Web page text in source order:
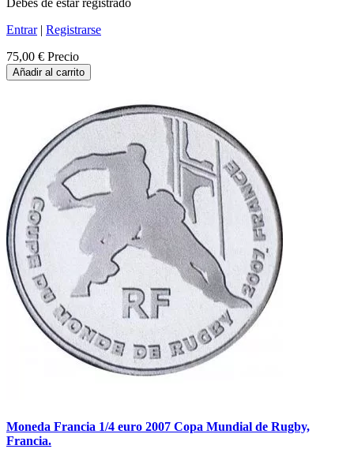
Entrar| Registrarse
75,00 € Precio
Añadir al carrito
Moneda Francia 1/4 euro 2007 Copa Mundial de Rugby,
Francia.